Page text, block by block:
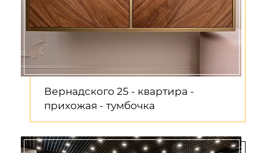
Вернадского 25 - квартира -
прихожая - тумбочка